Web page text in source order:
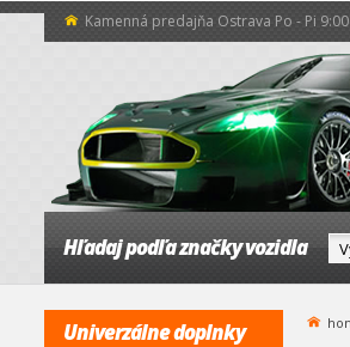
Kamenná predajňa Ostrava Po - Pi
Hľadaj podľa značky vozidla
Univerzálne doplnky